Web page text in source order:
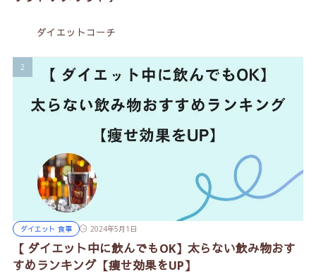
ダイエットコーチ
ダイエット 食事 2024年5月1日
【 ダイエット中に飲んでもOK】太らない飲み物おす
すめランキング【痩せ効果をUP】